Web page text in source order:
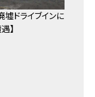
墟ドライブインに
】